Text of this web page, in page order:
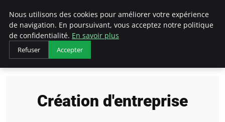
LECFCM
Accueil Création d'entreprise
Création d'entreprise
Nous utilisons des cookies pour améliorer votre expérience
de navigation. En poursuivant, vous acceptez notre politique
de confidentialité. En savoir plus
Refuser Accepter